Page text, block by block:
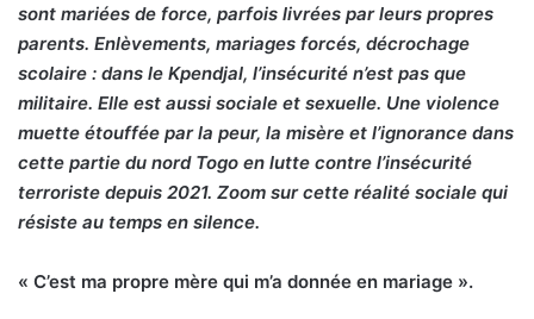
sont mariées de force, parfois livrées par leurs propres
parents. Enlèvements, mariages forcés, décrochage
scolaire : dans le Kpendjal, l’insécurité n’est pas que
militaire. Elle est aussi sociale et sexuelle. Une violence
muette étouffée par la peur, la misère et l’ignorance dans
cette partie du nord Togo en lutte contre l’insécurité
terroriste depuis 2021. Zoom sur cette réalité sociale qui
résiste au temps en silence.
« C’est ma propre mère qui m’a donnée en mariage ».